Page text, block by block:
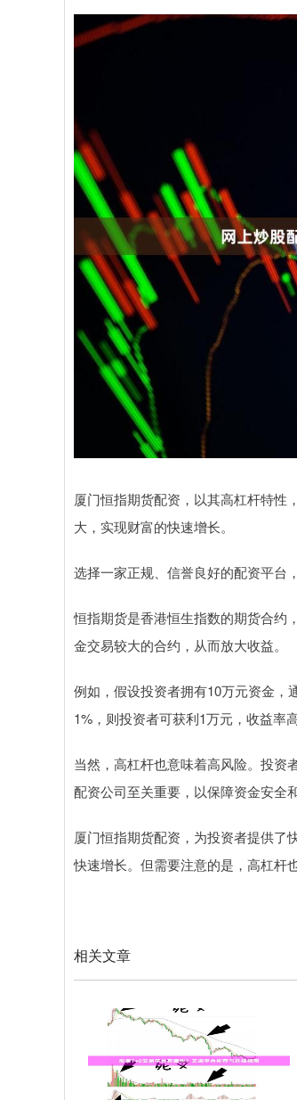
厦门恒指期货配资，以其高杠杆特性
大，实现财富的快速增长。
选择一家正规、信誉良好的配资平台
恒指期货是香港恒生指数的期货合约
金交易较大的合约，从而放大收益。
例如，假设投资者拥有10万元资金，
1%，则投资者可获利1万元，收益率高
当然，高杠杆也意味着高风险。投资
配资公司至关重要，以保障资金安全
厦门恒指期货配资，为投资者提供了
快速增长。但需要注意的是，高杠杆
相关文章